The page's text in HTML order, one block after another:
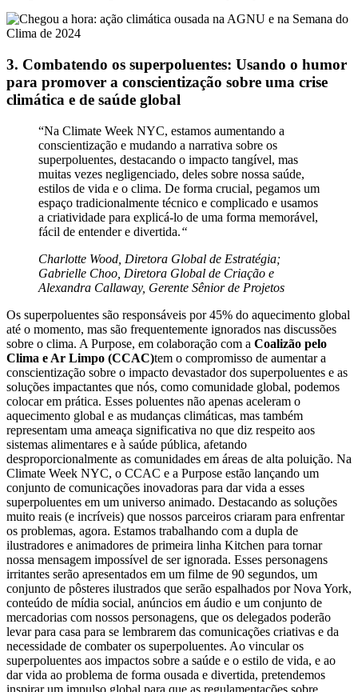
3. Combatendo os superpoluentes: Usando o humor
para promover a conscientização sobre uma crise
climática e de saúde global
“Na Climate Week NYC, estamos aumentando a
conscientização e mudando a narrativa sobre os
superpoluentes, destacando o impacto tangível, mas
muitas vezes negligenciado, deles sobre nossa saúde,
estilos de vida e o clima. De forma crucial, pegamos um
espaço tradicionalmente técnico e complicado e usamos
a criatividade para explicá-lo de uma forma memorável,
fácil de entender e divertida.“
Charlotte Wood, Diretora Global de Estratégia;
Gabrielle Choo, Diretora Global de Criação e
Alexandra Callaway, Gerente Sênior de Projetos
Os superpoluentes são responsáveis por 45% do aquecimento global
até o momento, mas são frequentemente ignorados nas discussões
sobre o clima. A Purpose, em colaboração com a Coalizão pelo
Clima e Ar Limpo (CCAC)tem o compromisso de aumentar a
conscientização sobre o impacto devastador dos superpoluentes e as
soluções impactantes que nós, como comunidade global, podemos
colocar em prática. Esses poluentes não apenas aceleram o
aquecimento global e as mudanças climáticas, mas também
representam uma ameaça significativa no que diz respeito aos
sistemas alimentares e à saúde pública, afetando
desproporcionalmente as comunidades em áreas de alta poluição. Na
Climate Week NYC, o CCAC e a Purpose estão lançando um
conjunto de comunicações inovadoras para dar vida a esses
superpoluentes em um universo animado. Destacando as soluções
muito reais (e incríveis) que nossos parceiros criaram para enfrentar
os problemas, agora. Estamos trabalhando com a dupla de
ilustradores e animadores de primeira linha Kitchen para tornar
nossa mensagem impossível de ser ignorada. Esses personagens
irritantes serão apresentados em um filme de 90 segundos, um
conjunto de pôsteres ilustrados que serão espalhados por Nova York,
conteúdo de mídia social, anúncios em áudio e um conjunto de
mercadorias com nossos personagens, que os delegados poderão
levar para casa para se lembrarem das comunicações criativas e da
necessidade de combater os superpoluentes. Ao vincular os
superpoluentes aos impactos sobre a saúde e o estilo de vida, e ao
dar vida ao problema de forma ousada e divertida, pretendemos
inspirar um impulso global para que as regulamentações sobre